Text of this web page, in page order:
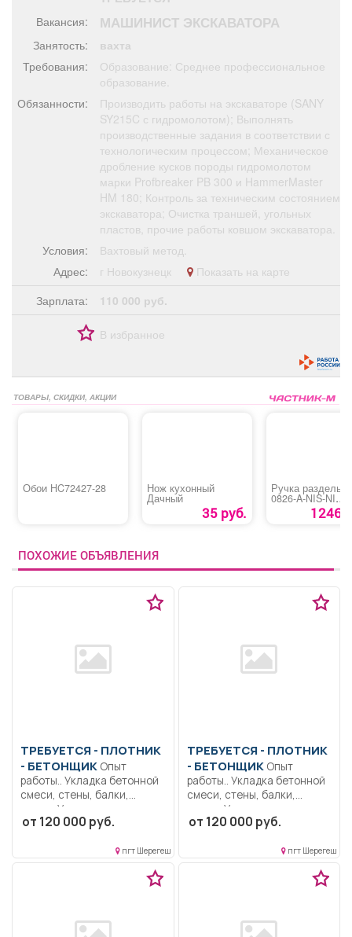
Я - пенсионер
Вакансия: МАШИНИСТ ЭКСКАВАТОРА
Занятость:
вахта
Требования:
Образование: Среднее профессиональное
образование.
Обязанности:
Производить работы на экскаваторе (SANY
SY215C с гидромолотом); Выполнять
производственные задания в соответствии с
технологическим процессом; Механическое
дробление кусков породы гидромолотом
марки Profbreaker PB 300 и HammerMaster
HM 180; Контроль за техническим состоянием
экскаватора; Очистка траншей, угольных
пластов, прочие работы ковшом экскаватора.
Условия:
Вахтовый метод.
Адрес:
г Новокузнецк
Показать на карте
Зарплата:
110 000 руб.
В избранное
ТОВАРЫ, СКИДКИ, АКЦИИ
Обои HC72427-28 Нож кухонный
Дачный
35 руб.
Ручка
0826-A-NIS-NI
(Spindle 130)
1246
ПОХОЖИЕ ОБЪЯВЛЕНИЯ
ТРЕБУЕТСЯ - ПЛОТНИК
- БЕТОНЩИК
работы.. Укладка бетонной
смеси, стены, балки,
плиты; Укладка...
от 120 000 руб.
пгт Шерегеш
ТРЕБУЕТСЯ - ПЛОТНИК
- БЕТОНЩИКОпыт
работы.. Укладка бетонной
смеси, стены, балки,
плиты; Укладка...
от 120 000 руб.
пгт Шерегеш